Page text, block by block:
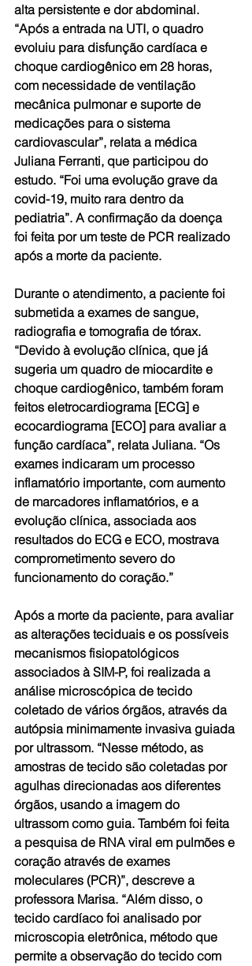
alta persistente e dor abdominal.
“Após a entrada na UTI, o quadro
evoluiu para disfunção cardíaca e
choque cardiogênico em 28 horas,
com necessidade de ventilação
mecânica pulmonar e suporte de
medicações para o sistema
cardiovascular”, relata a médica
Juliana Ferranti, que participou do
estudo. “Foi uma evolução grave da
covid-19, muito rara dentro da
pediatria”. A confirmação da doença
foi feita por um teste de PCR realizado
após a morte da paciente.
Durante o atendimento, a paciente foi
submetida a exames de sangue,
radiografia e tomografia de tórax.
“Devido à evolução clínica, que já
sugeria um quadro de miocardite e
choque cardiogênico, também foram
feitos eletrocardiograma [ECG] e
ecocardiograma [ECO] para avaliar a
função cardíaca”, relata Juliana. “Os
exames indicaram um processo
inflamatório importante, com aumento
de marcadores inflamatórios, e a
evolução clínica, associada aos
resultados do ECG e ECO, mostrava
comprometimento severo do
funcionamento do coração.”
Após a morte da paciente, para avaliar
as alterações teciduais e os possíveis
mecanismos fisiopatológicos
associados à SIM-P, foi realizada a
análise microscópica de tecido
coletado de vários órgãos, através da
autópsia minimamente invasiva guiada
por ultrassom. “Nesse método, as
amostras de tecido são coletadas por
agulhas direcionadas aos diferentes
órgãos, usando a imagem do
ultrassom como guia. Também foi feita
a pesquisa de RNA viral em pulmões e
coração através de exames
moleculares (PCR)”, descreve a
professora Marisa. “Além disso, o
tecido cardíaco foi analisado por
microscopia eletrônica, método que
permite a observação do tecido com